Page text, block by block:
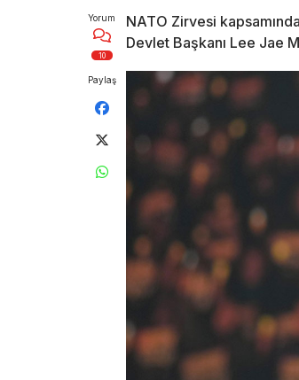
Yorum
10
Paylaş
NATO Zirvesi
Devlet Başkanı Lee Jae